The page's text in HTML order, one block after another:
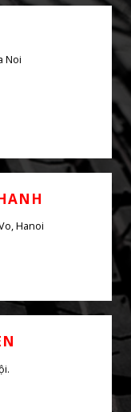
- PHUONG